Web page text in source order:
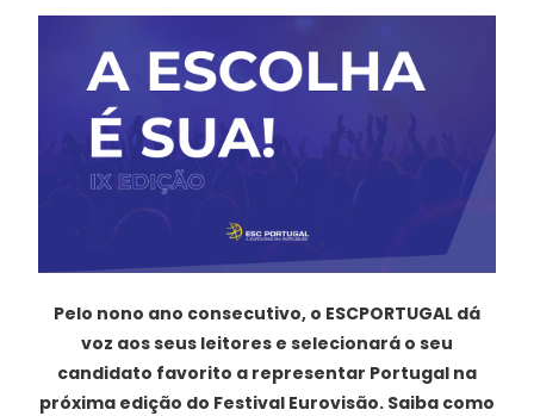
Pelo nono ano consecutivo, o ESCPORTUGAL dá
voz aos seus leitores e selecionará o seu
candidato favorito a representar Portugal na
próxima edição do Festival Eurovisão. Saiba como